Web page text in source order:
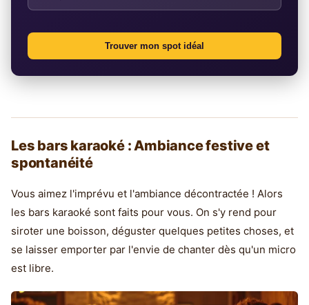
Trouver mon spot idéal
Les bars karaoké : Ambiance festive et
spontanéité
Vous aimez l'imprévu et l'ambiance décontractée ! Alors
les bars karaoké sont faits pour vous. On s'y rend pour
siroter une boisson, déguster quelques petites choses, et
se laisser emporter par l'envie de chanter dès qu'un micro
est libre.